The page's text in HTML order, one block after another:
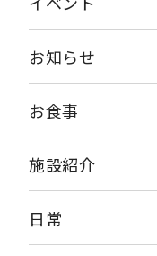
るそうです。 だから、
ヌルにょろにょろと逃
ろいですが うなぎから
トダウン・・・ 逃げる
いただきましょう。
た方ありがとうござい
土用の丑の日にうなぎ
が、しっかり食べて暑
お知らせ
お食事
施設紹介
日常